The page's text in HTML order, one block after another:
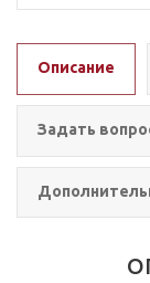
Описание
Задать